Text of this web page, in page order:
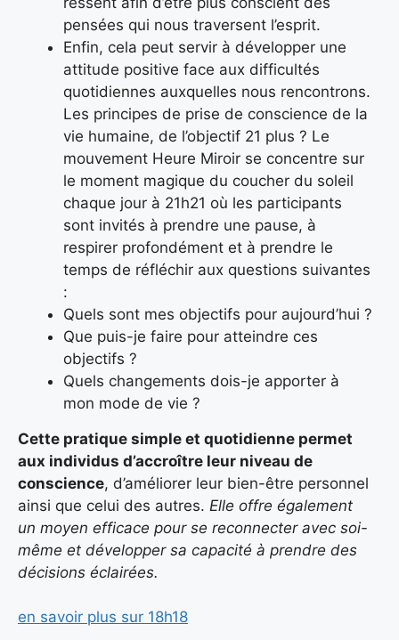
pensées qui nous traversent l’esprit.
Enfin, cela peut servir à développer une
attitude positive face aux difficultés
quotidiennes auxquelles nous rencontrons.
Les principes de prise de conscience de la
vie humaine, de l’objectif 21 plus ? Le
mouvement Heure Miroir se concentre sur
le moment magique du coucher du soleil
chaque jour à 21h21 où les participants
sont invités à prendre une pause, à
respirer profondément et à prendre le
temps de réfléchir aux questions suivantes
:
Quels sont mes objectifs pour aujourd’hui ?
Que puis-je faire pour atteindre ces
objectifs ?
Quels changements dois-je apporter à
mon mode de vie ?
Cette pratique simple et quotidienne permet
aux individus d’accroître leur niveau de
conscience, d’améliorer leur bien-être personnel
ainsi que celui des autres. Elle offre également
un moyen efficace pour se reconnecter avec soi-
même et développer sa capacité à prendre des
décisions éclairées.
en savoir plus sur 18h18